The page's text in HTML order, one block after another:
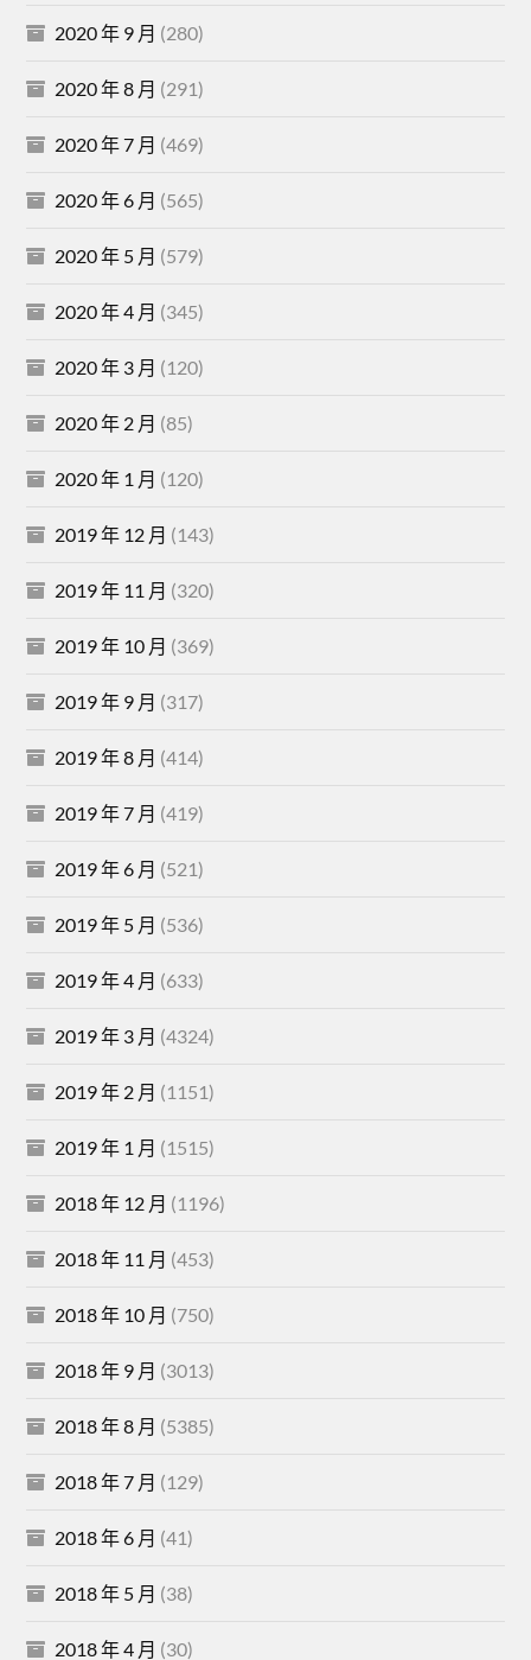
2020 年 9 月 (280)
2020 年 8 月 (291)
2020 年 7 月 (469)
2020 年 6 月 (565)
2020 年 5 月 (579)
2020 年 4 月 (345)
2020 年 3 月 (120)
2020 年 2 月 (85)
2020 年 1 月 (120)
2019 年 12 月 (143)
2019 年 11 月 (320)
2019 年 10 月 (369)
2019 年 9 月 (317)
2019 年 8 月 (414)
2019 年 7 月 (419)
2019 年 6 月 (521)
2019 年 5 月 (536)
2019 年 4 月 (633)
2019 年 3 月 (4324)
2019 年 2 月 (1151)
2019 年 1 月 (1515)
2018 年 12 月 (1196)
2018 年 11 月 (453)
2018 年 10 月 (750)
2018 年 9 月 (3013)
2018 年 8 月 (5385)
2018 年 7 月 (129)
2018 年 6 月 (41)
2018 年 5 月 (38)
2018 年 4 月 (30)